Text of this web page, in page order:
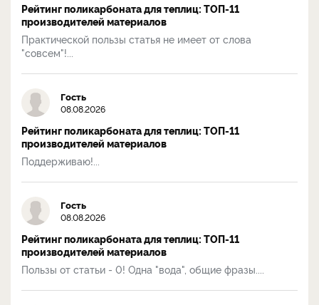
Рейтинг поликарбоната для теплиц: ТОП-11
производителей материалов
Практической пользы статья не имеет от слова
"совсем"!...
Гость
08.08.2026
Рейтинг поликарбоната для теплиц: ТОП-11
производителей материалов
Поддерживаю!...
Гость
08.08.2026
Рейтинг поликарбоната для теплиц: ТОП-11
производителей материалов
Пользы от статьи - 0! Одна "вода", общие фразы....